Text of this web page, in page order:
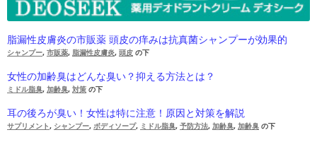
脂漏性皮膚炎の市販薬 頭皮の痒みは抗真菌シャンプーが効果的
シャンプー, 市販薬, 脂漏性皮膚炎, 頭皮 の下
女性の加齢臭はどんな臭い？抑える方法とは？
ミドル脂臭, 加齢臭, 対策 の下
耳の後ろが臭い！女性は特に注意！原因と対策を解説
サプリメント, シャンプー, ボディソープ, ミドル脂臭, 予防方法, 加齢臭, 加齢臭 の下